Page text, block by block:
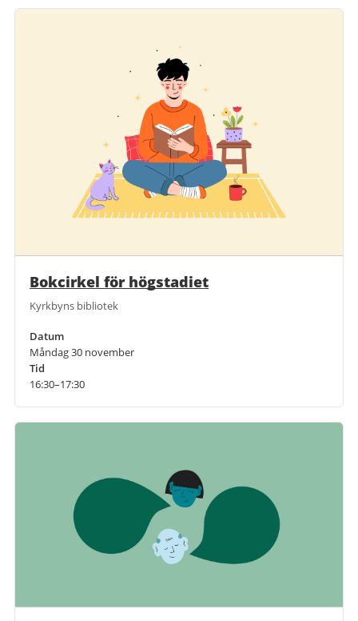
Bokcirkel för högstadiet
Kyrkbyns bibliotek
Datum
Måndag 30 november
Tid
16:30–17:30